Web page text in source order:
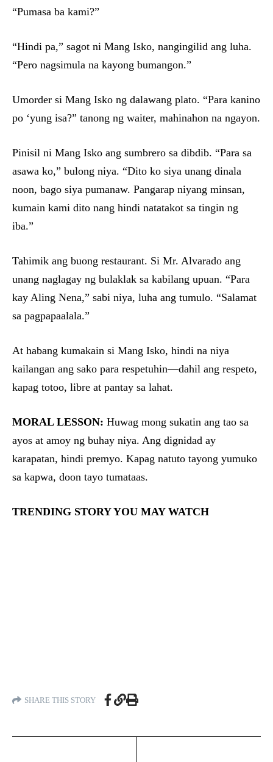
“Pumasa ba kami?”
“Hindi pa,” sagot ni Mang Isko, nangingilid ang luha.
“Pero nagsimula na kayong bumangon.”
Umorder si Mang Isko ng dalawang plato. “Para kanino
po ‘yung isa?” tanong ng waiter, mahinahon na ngayon.
Pinisil ni Mang Isko ang sumbrero sa dibdib. “Para sa
asawa ko,” bulong niya. “Dito ko siya unang dinala
noon, bago siya pumanaw. Pangarap niyang minsan,
kumain kami dito nang hindi natatakot sa tingin ng
iba.”
Tahimik ang buong restaurant. Si Mr. Alvarado ang
unang naglagay ng bulaklak sa kabilang upuan. “Para
kay Aling Nena,” sabi niya, luha ang tumulo. “Salamat
sa pagpapaalala.”
At habang kumakain si Mang Isko, hindi na niya
kailangan ang sako para respetuhin—dahil ang respeto,
kapag totoo, libre at pantay sa lahat.
MORAL LESSON: Huwag mong sukatin ang tao sa
ayos at amoy ng buhay niya. Ang dignidad ay
karapatan, hindi premyo. Kapag natuto tayong yumuko
sa kapwa, doon tayo tumataas.
TRENDING STORY YOU MAY WATCH
SHARE THIS STORY